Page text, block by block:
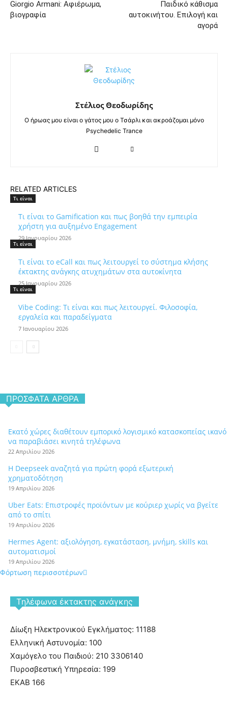
Giorgio Armani: Αφιέρωμα,
βιογραφία
Παιδικό κάθισμα
αυτοκινήτου. Επιλογή και
αγορά
Στέλιος Θεοδωρίδης
Ο ήρωας μου είναι ο γάτος μου ο Τσάρλι και ακροάζομαι μόνο
Psychedelic Trance
RELATED ARTICLES
Τι είναι
Τι είναι το Gamification και πως βοηθά την εμπειρία
χρήστη για αυξημένο Engagement
29 Ιανουαρίου 2026
Τι είναι
Τι είναι το eCall και πως λειτουργεί το σύστημα κλήσης
έκτακτης ανάγκης ατυχημάτων στα αυτοκίνητα
25 Ιανουαρίου 2026
Τι είναι
Vibe Coding: Τι είναι και πως λειτουργεί. Φιλοσοφία,
εργαλεία και παραδείγματα
7 Ιανουαρίου 2026
ΠΡΌΣΦΑΤΑ ΆΡΘΡΑ
Εκατό χώρες διαθέτουν εμπορικό λογισμικό κατασκοπείας ικανό
να παραβιάσει κινητά τηλέφωνα
22 Απριλίου 2026
Η Deepseek αναζητά για πρώτη φορά εξωτερική
χρηματοδότηση
19 Απριλίου 2026
Uber Eats: Επιστροφές προϊόντων με κούριερ χωρίς να βγείτε
από το σπίτι
19 Απριλίου 2026
Hermes Agent: αξιολόγηση, εγκατάσταση, μνήμη, skills και
αυτοματισμοί
19 Απριλίου 2026
Φόρτωση περισσοτέρων
Tηλέφωνα έκτακτης ανάγκης
Δίωξη Ηλεκτρονικού Εγκλήματος: 11188
Ελληνική Αστυνομία: 100
Χαμόγελο του Παιδιού: 210 3306140
Πυροσβεστική Υπηρεσία: 199
ΕΚΑΒ 166